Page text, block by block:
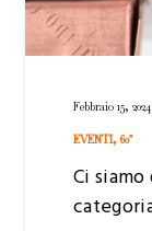
Febbraio 15, 2024
EVENTI, 60°
Ci